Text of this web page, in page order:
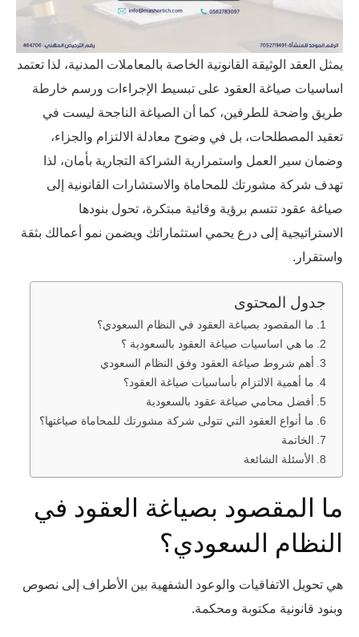
يمثل العقد الوثيقة القانونية الخاصة بالمعاملات المدنية، لذا تعتمد
اساسيات صياغة العقود على تبسيط الإجراءات ورسم خارطة
طريق واضحة للطرفين، كما أن الصياغة الناجحة ليست في
تعقيد المصطلحات، بل في وضوح معادلة الالتزام والجزاء،
وضمان سير العمل واستمرارية الشراكة التجارية بأمان، لذا
تهدف شركة مشورتك للمحاماة والاستشارات القانونية إلى
صياغة عقود تتسم برؤية وقائية مبتكرة، تحول بنودها
الاستراتيجية إلى درع يحمي استثماراتك ويضمن نمو أعمالك بثقة
واستقرار.
جدول المحتوى
ما المقصود بصياغة العقود في النظام السعودي؟
ما هي اساسيات صياغة العقود بالسعودية ؟
أهم شروط صياغة العقود وفق النظام السعودي
ما أهمية الالتزام بأساسيات صياغة العقود؟
أفضل محامي صياغة عقود بالسعودية
ما أنواع العقود التي تتولى شركة مشورتك للمحاماة صياغتها؟
الخاتمة
الأسئلة الشائعة
ما المقصود بصياغة العقود في
النظام السعودي؟
هي تحويل الاتفاقيات والوعود الشفهية بين الأطراف إلى نصوص
وبنود قانونية مكتوبة ومحكمة.